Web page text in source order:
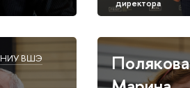
НИУ ВШЭ
Полякова